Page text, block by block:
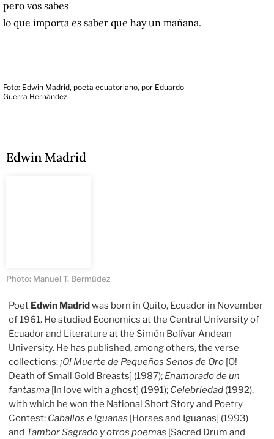
pero vos sabes
lo que importa es saber que hay un mañana.
Foto: Edwin Madrid, poeta ecuatoriano, por Eduardo
Guerra Hernández.
Edwin Madrid
Photo: Manuel T. Bermúdez
Poet Edwin Madridwas born in Quito, Ecuador in November
of 1961. He studied Economics at the Central University of
Ecuador and Literature at the Simón Bolívar Andean
University. He has published, among others, the verse
collections:¡O! Muerte de Pequeños Senos de Oro [O!
Death of Small Gold Breasts] (1987); Enamorado de un
fantasma [In love with a ghost] (1991); Celebriedad (1992),
with which he won the National Short Story and Poetry
Contest; Caballos e iguanas [Horses and Iguanas] (1993)
and Tambor Sagrado y otros poemas [Sacred Drum and